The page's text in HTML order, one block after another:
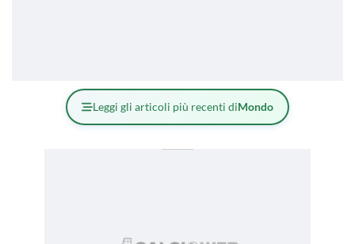
Leggi gli articoli più recenti diMondo